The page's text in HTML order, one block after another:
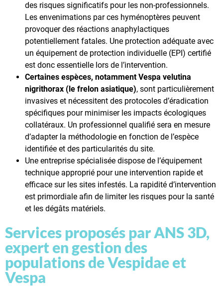
des risques significatifs pour les non-professionnels.
Les envenimations par ces hyménoptères peuvent
provoquer des réactions anaphylactiques
potentiellement fatales. Une protection adéquate avec
un équipement de protection individuelle (EPI) certifié
est donc essentielle lors de l’intervention.
Certaines espèces, notamment Vespa velutina
nigrithorax (le frelon asiatique), sont particulièrement
invasives et nécessitent des protocoles d’éradication
spécifiques pour minimiser les impacts écologiques
collatéraux. Un professionnel qualifié sera en mesure
d’adapter la méthodologie en fonction de l’espèce
identifiée et des particularités du site.
Une entreprise spécialisée dispose de l’équipement
technique approprié pour une intervention rapide et
efficace sur les sites infestés. La rapidité d’intervention
est primordiale afin de limiter les risques pour la santé
et les dégâts matériels.
Services proposés par ANS 3D,
expert en gestion des
populations de Vespidae et
Vespa